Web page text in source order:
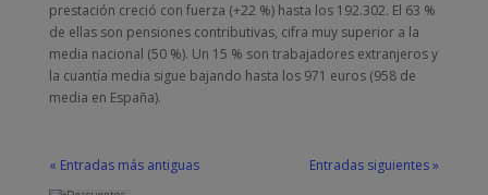
prestación creció con fuerza (+22 %) hasta los 192.302. El 63 %
de ellas son pensiones contributivas, cifra muy superior a la
media nacional (50 %). Un 15 % son trabajadores extranjeros y
la cuantía media sigue bajando hasta los 971 euros (958 de
media en España).
« Entradas más antiguas Entradas siguientes »